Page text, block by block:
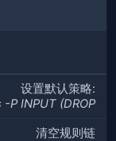
设置默认策略:
P INPUT (DROP
清空规则链